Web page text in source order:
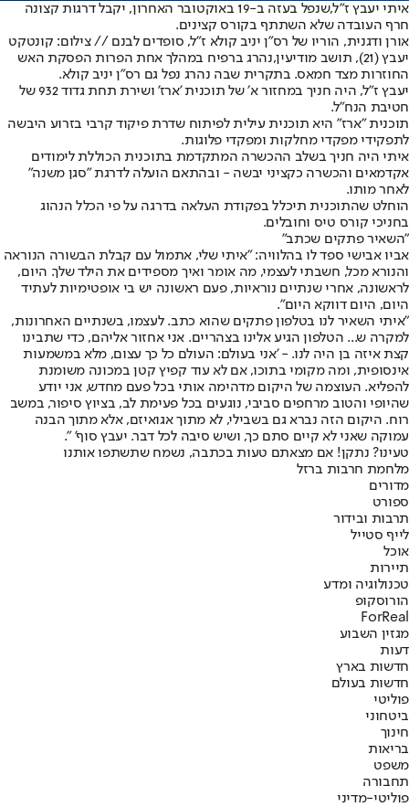
איתי יעבץ ז"ל,
שנפל בעזה ב-19 באוקטובר האחרון, יקבל דרגות קצונה
חרף העובדה שלא השתתף בקורס קצינים.
אורן ודגנית, הוריו של רס"ן יניב קולא ז"ל, סופדים לבנם // צילום: קונטקט
יעבץ (21), תושב מודיעין,
נהרג ברפיח במהלך אחת הפרות הפסקת האש
החוזרות מצד חמאס. בתקרית שבה נהרג נפל גם רס"ן יניב קולא.
יעבץ ז״ל, היה חניך במחזור א׳ של תוכנית 'ארז' ושירת תחת גדוד 932 של
חטיבת הנח"ל.
תוכנית "ארז" היא תוכנית עילית לפיתוח שדרת פיקוד קרבי בזרוע היבשה
לתפקידי מפקדי מחלקות ומפקדי פלוגות.
איתי היה חניך בשלב ההכשרה המתקדמת בתוכנית הכוללת לימודים
אקדמאים והכשרה כקציני יבשה - ובהתאם הועלה לדרגת "סגן משנה"
לאחר מותו.
הוחלט שהתוכנית תיכלל בפקודת העלאה בדרגה על פי הכלל הנהוג
בחניכי קורס טיס וחובלים.
"השאיר פתקים שכתב"
אביו אבישי ספד לו בהלוויה: "איתי שלי, אתמול עם קבלת הבשורה הנוראה
והנורא מכל, חשבתי לעצמי, מה אומר ואיך מספידים את הילד שלך. היום,
לראשונה, אחרי שנתיים נוראיות, פעם ראשונה יש בי אופטימיות לעתיד
היום, היום דווקא היום".
"איתי השאיר לנו בטלפון פתקים שהוא כתב. לעצמו, בשנתיים האחרונות,
למקרה ש... הטלפון הגיע אלינו בצהריים. אני אחזור אליהם, כדי שתבינו
קצת איזה בן היה לנו. - 'אני בעולם: העולם כל כך עצום, מלא במשמעות
אינסופית, ומה מקומי בתוכו, אם לא עוד קפיץ קטן במכונה משומנת
להפליא. העוצמה של היקום מדהימה אותי בכל פעם מחדש, אני יודע
שהיופי והטוב מרחפים סביבי, נוגעים בכל פעימת לב, בציוץ סיפור, במשב
רוח. היקום הזה נברא גם בשבילי, לא מתוך אגואיזם, אלא מתוך הבנה
עמוקה שאני לא קיים סתם כך, ושיש סיבה לכל דבר. יעבץ סוף' ".
טעינו? נתקן! אם מצאתם טעות בכתבה, נשמח שתשתפו אותנו
מלחמת חרבות ברזל
מדורים
ספורט
תרבות ובידור
לייף סטייל
אוכל
תיירות
טכנולוגיה ומדע
הורוסקופ
ForReal
מגזין השבוע
דעות
חדשות בארץ
חדשות בעולם
פוליטי
ביטחוני
חינוך
בריאות
משפט
תחבורה
פוליטי-מדיני